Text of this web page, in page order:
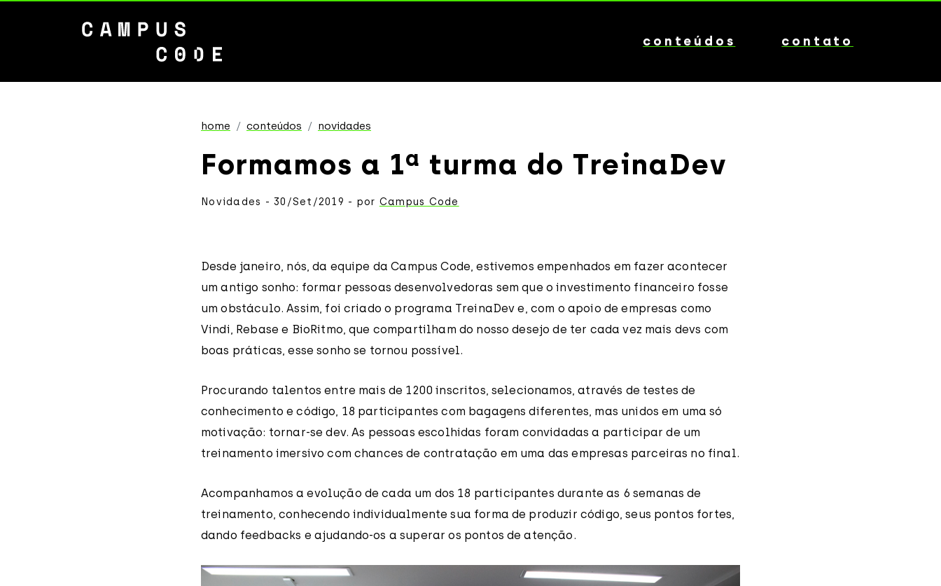
conteúdos contato
home conteúdos novidades
Formamos a 1ª turma do TreinaDev
Novidades - 30/Set/2019 - por Campus Code
Desde janeiro, nós, da equipe da Campus Code, estivemos empenhados em fazer acontecer
um antigo sonho: formar pessoas desenvolvedoras sem que o investimento financeiro fosse
um obstáculo. Assim, foi criado o programa TreinaDev e, com o apoio de empresas como
Vindi, Rebase e BioRitmo, que compartilham do nosso desejo de ter cada vez mais devs com
boas práticas, esse sonho se tornou possível.
Procurando talentos entre mais de 1200 inscritos, selecionamos, através de testes de
conhecimento e código, 18 participantes com bagagens diferentes, mas unidos em uma só
motivação: tornar-se dev. As pessoas escolhidas foram convidadas a participar de um
treinamento imersivo com chances de contratação em uma das empresas parceiras no final.
Acompanhamos a evolução de cada um dos 18 participantes durante as 6 semanas de
treinamento, conhecendo individualmente sua forma de produzir código, seus pontos fortes,
dando feedbacks e ajudando-os a superar os pontos de atenção.